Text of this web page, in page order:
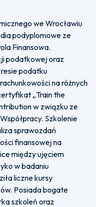
we Wrocławiu
podyplomowe ze
Finansowa.
podatkowej oraz
podatku
na różnych
„Train the
w związku ze
Szkolenie
sprawozdań
finansowej na
między ujęciem
w badaniu
liczne kursy
Posiada bogate
szkoleń oraz